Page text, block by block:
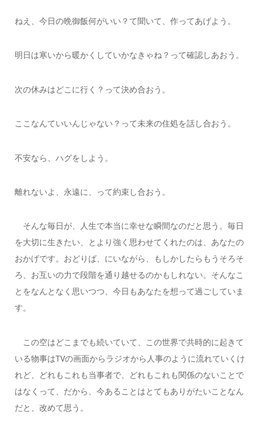
ねえ、今日の晩御飯何がいい？て聞いて、作ってあげよう。
明日は寒いから暖かくしていかなきゃね？って確認しあおう。
次の休みはどこに行く？って決め合おう。
ここなんていいんじゃない？って未来の住処を話し合おう。
不安なら、ハグをしよう。
離れないよ、永遠に、って約束し合おう。
そんな毎日が、人生で本当に幸せな瞬間なのだと思う。毎日
を大切に生きたい、とより強く思わせてくれたのは、あなたの
おかげです。おどりば、にいながら、もしかしたらもうそろそ
ろ、お互いの力で段階を通り越せるのかもしれない。そんなこ
とをなんとなく思いつつ、今日もあなたを想って過ごしていま
す。
この空はどこまでも続いていて、この世界で共時的に起きて
いる物事はTVの画面からラジオから人事のように流れていくけ
れど、どれもこれも当事者で、どれもこれも関係のないことで
はなくって、だから、今あることはとてもありがたいことなん
だと、改めて思う。